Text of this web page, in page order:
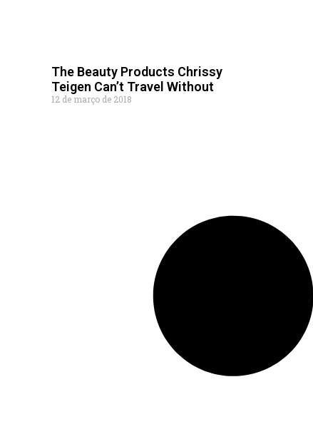
The Beauty Products Chrissy
Teigen Can’t Travel Without
12 de março de 2018